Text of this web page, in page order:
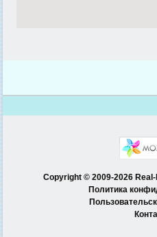
Copyright © 2009-2026
Политика